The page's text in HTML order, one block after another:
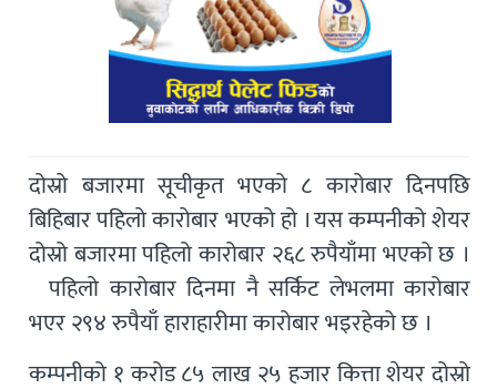
दोस्रो बजारमा सूचीकृत भएको ८ कारोबार दिनपछि
बिहिबार पहिलो कारोबार भएको हो । यस कम्पनीको शेयर
दोस्रो बजारमा पहिलो कारोबार २६८ रुपैयाँमा भएको छ ।
पहिलो कारोबार दिनमा नै सर्किट लेभलमा कारोबार
भएर २९४ रुपैयाँ हाराहारीमा कारोबार भइरहेको छ ।
कम्पनीको १ करोड ८५ लाख २५ हजार कित्ता शेयर दोस्रो